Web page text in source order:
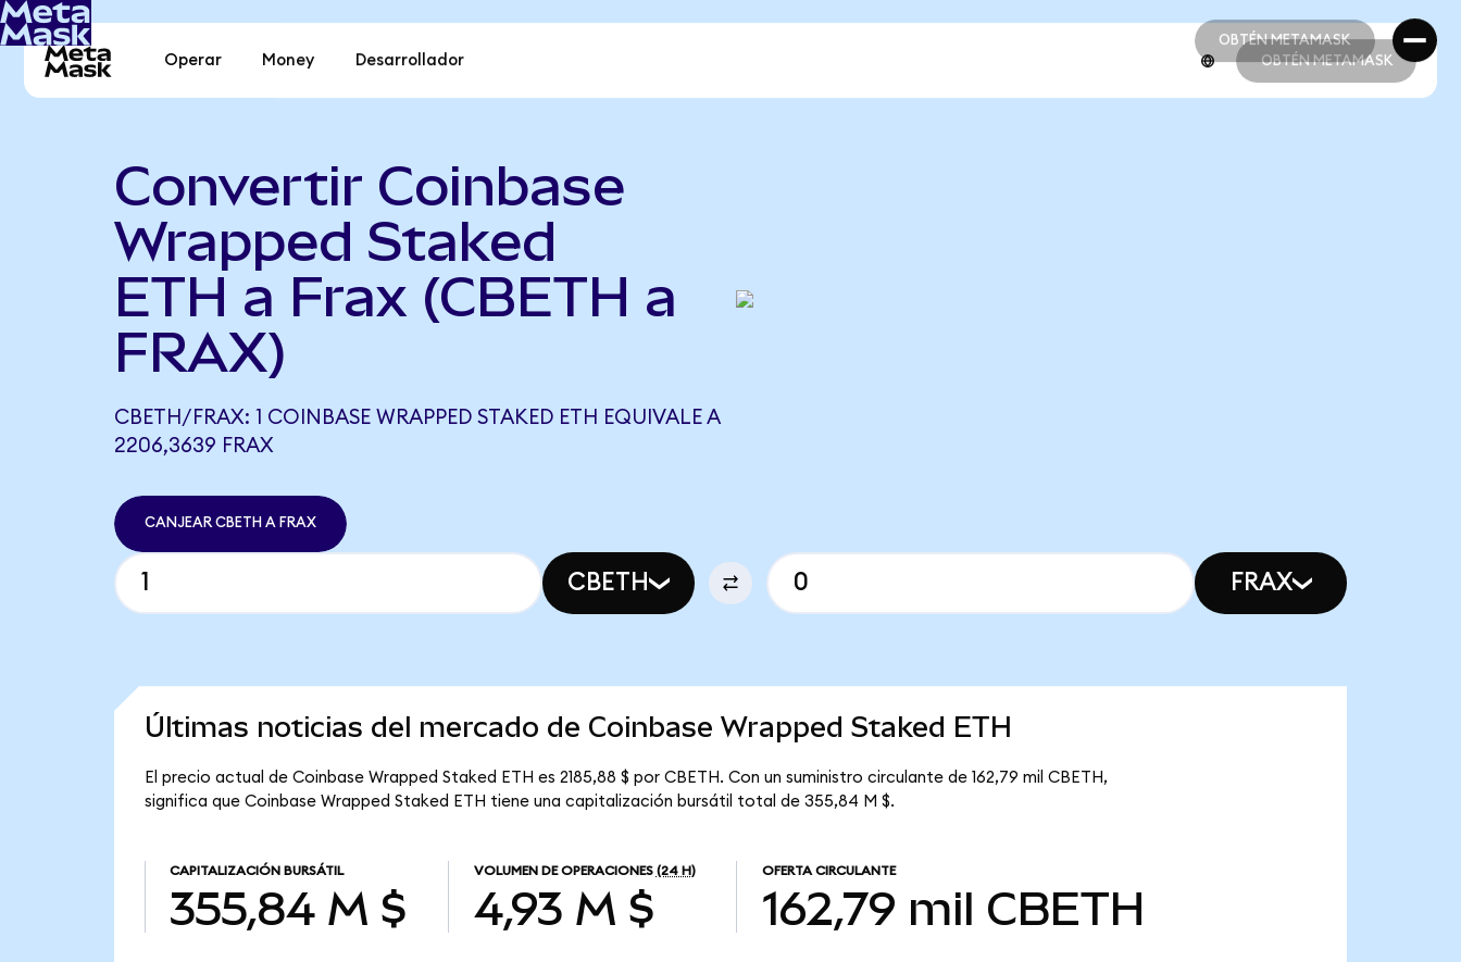
OBTÉN METAMASK
OBTÉN METAMASK
Operar Money Desarrollador OBTÉN METAMASK
Convertir Coinbase
Wrapped Staked
ETH a Frax (CBETH a
FRAX)
CBETH/FRAX: 1 COINBASE WRAPPED STAKED ETH EQUIVALE A
2206,3639 FRAX
CANJEAR CBETH A FRAX
CBETH FRAX
Últimas noticias del mercado de Coinbase Wrapped Staked ETH
El precio actual de Coinbase Wrapped Staked ETH es 2185,88 $ por CBETH. Con un suministro circulante de 162,79 mil CBETH,
significa que Coinbase Wrapped Staked ETH tiene una capitalización bursátil total de 355,84 M $.
CAPITALIZACIÓN BURSÁTIL
355,84 M $
VOLUMEN DE OPERACIONES (24 H)
4,93 M $
OFERTA CIRCULANTE
162,79 mil CBETH